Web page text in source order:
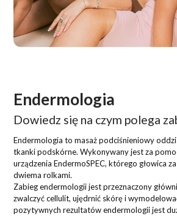
Endermologia
Dowiedz się na czym polega
Endermologia to masaż podciśnieniowy
tkanki podskórne. Wykonywany jest za
urządzenia EndermoSPEC, którego głowica
dwiema rolkami.
Zabieg endermologii jest przeznaczony
zwalczyć cellulit, ujędrnić skórę i
pozytywnych rezultatów endermologii jest